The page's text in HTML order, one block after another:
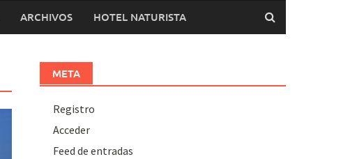
ARCHIVOS HOTEL NATURISTA
META
Registro
Acceder
Feed de entradas